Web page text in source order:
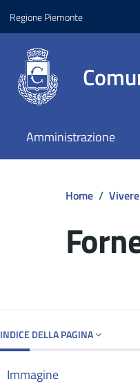
Regione Piemonte
Amministrazione
Home /
INDICE DELLA PAGINA
Immagine